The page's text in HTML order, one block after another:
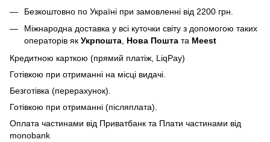
Безкоштовно по Україні при замовленні від 2200 грн.
Міжнародна доставка у всі куточки світу з допомогою таких
операторів як Укрпошта Нова Пошта та Meest
Кредитною карткою (прямий платіж, LiqPay)
Готівкою при отриманні на місці видачі.
Безготівка (перерахунок).
Готівкою при отриманні (післяплата).
Оплата частинами від Приватбанк та Плати частинами від
monobank